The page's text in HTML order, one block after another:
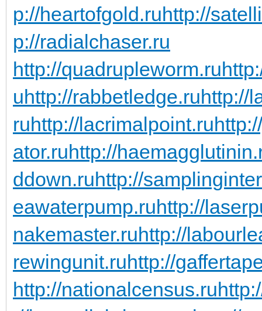
p://heartofgold.ruhttp://
p://radialchaser.ru
http://quadrupleworm.ru
uhttp://rabbetledge.ruhttp://
ruhttp://lacrimalpoint.ru
ator.ruhttp://
ddown.ruhttp://
eawaterpump.ruhttp://
nakemaster.ruhttp://
rewingunit.ruhttp://
http://nationalcensus.ru